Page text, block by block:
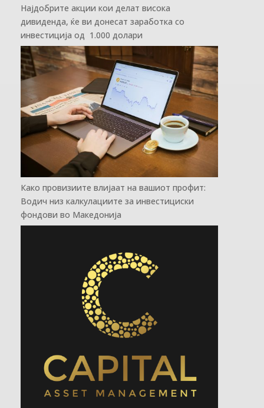
Најдобрите акции кои делат висока
дивиденда, ќе ви донесат заработка со
инвестиција од 1.000 долари
Како провизиите влијаат на вашиот профит:
Водич низ калкулациите за инвестициски
фондови во Mакедонија